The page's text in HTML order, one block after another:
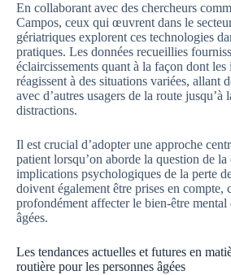
En collaborant avec des chercheurs
Campos, ceux qui œuvrent dans le
gériatriques explorent ces technologies
pratiques. Les données recueillies
éclaircissements quant à la façon dont
réagissent à des situations variées, allant
avec d’autres usagers de la route jusqu’à
distractions.
Il est crucial d’adopter une approche
patient lorsqu’on aborde la question de
implications psychologiques de la perte
doivent également être prises en compte,
profondément affecter le bien-être mental
âgées.
Les tendances actuelles et futures en
routière pour les personnes âgées